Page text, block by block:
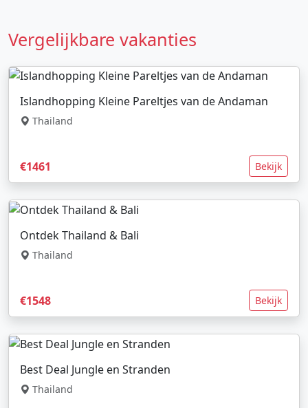
Vergelijkbare vakanties
Islandhopping Kleine Pareltjes van de Andaman
Thailand
€1461 Bekijk
Ontdek Thailand & Bali
Thailand
€1548 Bekijk
Best Deal Jungle en Stranden
Thailand